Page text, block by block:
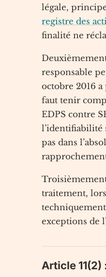
légale,
registre des
finalité ne
responsable
octobre 2016
faut tenir
EDPS contre
l’identifiabilité
pas dans
traitement,
techniquement
exceptions de
Article